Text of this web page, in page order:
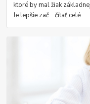
ktoré by mal žiak
Je lepšie zač...čítať celé